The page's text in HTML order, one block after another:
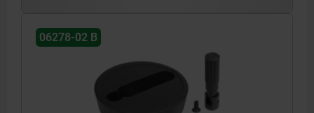
06278-02 B